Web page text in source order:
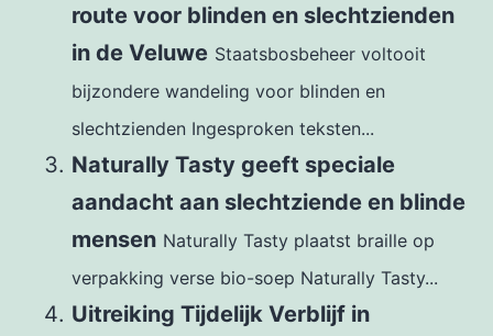
route voor blinden en slechtzienden
in de Veluwe Staatsbosbeheer voltooit
bijzondere wandeling voor blinden en
slechtzienden Ingesproken teksten...
Naturally Tasty geeft speciale
aandacht aan slechtziende en blinde
mensen Naturally Tasty plaatst braille op
verpakking verse bio-soep Naturally Tasty...
Uitreiking Tijdelijk Verblijf in